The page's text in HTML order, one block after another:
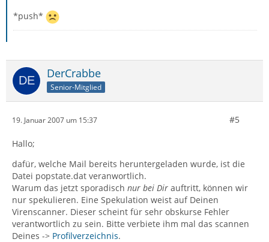
*push*
DerCrabbe
Senior-Mitglied
19. Januar 2007 um 15:37 #5
Hallo;
dafür, welche Mail bereits heruntergeladen wurde, ist die
Datei popstate.dat veranwortlich.
Warum das jetzt sporadisch nur bei Dir auftritt, können wir
nur spekulieren. Eine Spekulation weist auf Deinen
Virenscanner. Dieser scheint für sehr obskurse Fehler
verantwortlich zu sein. Bitte verbiete ihm mal das scannen
Deines -> Profilverzeichnis.